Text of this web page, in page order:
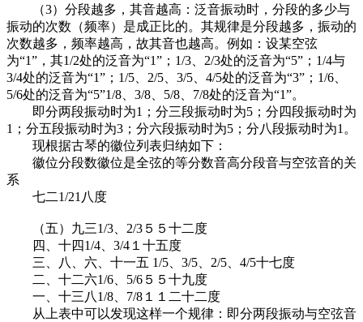
（3）分段越多，其音越高：泛音振动时，分段的多少与
振动的次数（频率）是成正比的。其规律是分段越多，振动的
次数越多，频率越高，故其音也越高。例如：设某空弦
为“1”，其1/2处的泛音为“1”；1/3、2/3处的泛音为“5”；1/4与
3/4处的泛音为“1”；1/5、2/5、3/5、4/5处的泛音为“3”；1/6、
5/6处的泛音为“5”1/8、3/8、5/8、7/8处的泛音为“1”。
即分两段振动时为1；分三段振动时为5；分四段振动时为
1；分五段振动时为3；分六段振动时为5；分八段振动时为1。
现根据古琴的徽位列表归纳如下：
徽位分段数徽位是全弦的等分数音高分段音与空弦音的关
系
七二1/21八度
（五）九三1/3、2/3５５十二度
四、十四1/4、3/4１十五度
三、八、六、十一五 1/5、3/5、2/5、4/5十七度
二、十二六1/6、5/6５５十九度
一、十三八1/8、7/8１１二十二度
从上表中可以发现这样一个规律：即分两段振动与空弦音